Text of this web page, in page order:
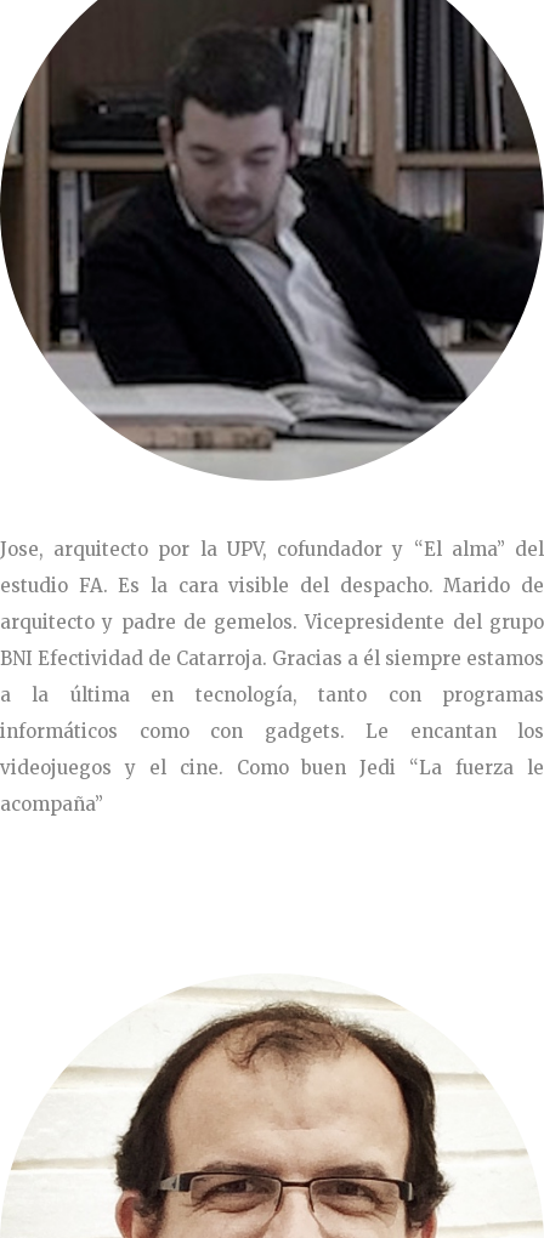
Jose, arquitecto por la UPV, cofundador y “El alma” del
estudio FA. Es la cara visible del despacho. Marido de
arquitecto y padre de gemelos. Vicepresidente del grupo
BNI Efectividad de Catarroja. Gracias a él siempre estamos
a la última en tecnología, tanto con programas
informáticos como con gadgets. Le encantan los
videojuegos y el cine. Como buen Jedi “La fuerza le
acompaña”